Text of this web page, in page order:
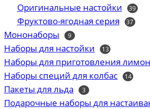
товаров
Оригинальные настойки 3939
Фруктово-ягодная серия 3737
Мононаборы 99
товаров
Наборы для настойки 1313
Наборы для приготовления
Наборы специй для колбас 1414
Пакеты для льда 3 3
Подарочные наборы для